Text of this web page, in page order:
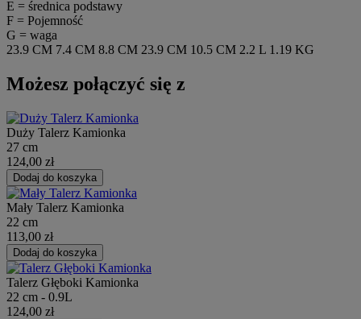
E = średnica podstawy
F = Pojemność
G = waga
23.9 CM 7.4 CM 8.8 CM 23.9 CM 10.5 CM 2.2 L 1.19 KG
Możesz połączyć się z
Duży Talerz Kamionka
27 cm
124,00 zł
Dodaj do koszyka
Mały Talerz Kamionka
22 cm
113,00 zł
Dodaj do koszyka
Talerz Głęboki Kamionka
22 cm - 0.9L
124,00 zł